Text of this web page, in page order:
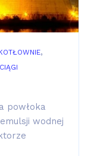
,
powłoka
wodnej